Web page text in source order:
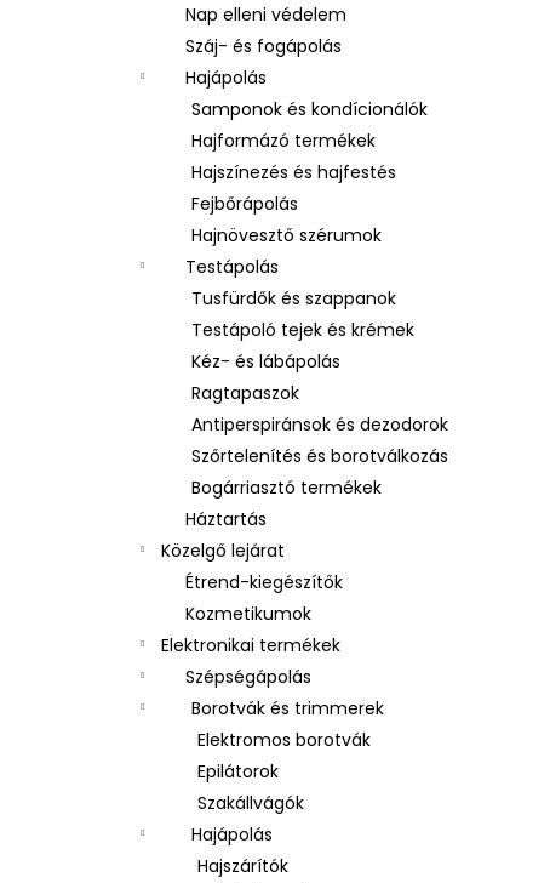
Nap elleni védelem
Száj- és fogápolás
Hajápolás
Samponok és kondícionálók
Hajformázó termékek
Hajszínezés és hajfestés
Fejbőrápolás
Hajnövesztő szérumok
Testápolás
Tusfürdők és szappanok
Testápoló tejek és krémek
Kéz- és lábápolás
Ragtapaszok
Antiperspiránsok és dezodorok
Szőrtelenítés és borotválkozás
Bogárriasztó termékek
Háztartás
Közelgő lejárat
Étrend-kiegészítők
Kozmetikumok
Elektronikai termékek
Szépségápolás
Borotvák és trimmerek
Elektromos borotvák
Epilátorok
Szakállvágók
Hajápolás
Hajszárítók